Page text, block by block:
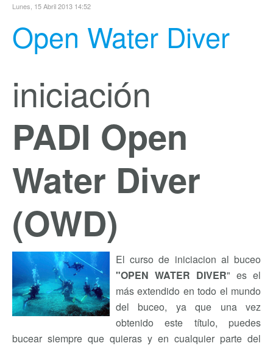
Lunes, 15 Abril 2013 14:52
Open Water Diver
iniciación
PADI Open
Water Diver
(OWD)
El curso de iniciacion al buceo
"OPEN WATER DIVER" es el
más extendido en todo el mundo
del buceo, ya que una vez
obtenido este título, puedes
bucear siempre que quieras y en cualquier parte del